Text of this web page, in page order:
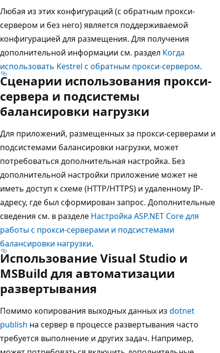
Любая из этих конфигураций (с обратным прокси-
сервером и без него) является поддерживаемой
конфигурацией для размещения. Для получения
дополнительной информации см. раздел Когда
использовать Kestrel с обратным прокси-сервером.
Сценарии использования прокси-
сервера и подсистемы
балансировки нагрузки
Для приложений, размещенных за прокси-серверами и
подсистемами балансировки нагрузки, может
потребоваться дополнительная настройка. Без
дополнительной настройки приложение может не
иметь доступ к схеме (HTTP/HTTPS) и удаленному IP-
адресу, где был сформирован запрос. Дополнительные
сведения см. в разделе Настройка ASP.NET Core для
работы с прокси-серверами и подсистемами
балансировки нагрузки.
Использование Visual Studio и
MSBuild для автоматизации
развертывания
Помимо копирования выходных данных из dotnet
publish на сервер в процессе развертывания часто
требуется выполнение и других задач. Например,